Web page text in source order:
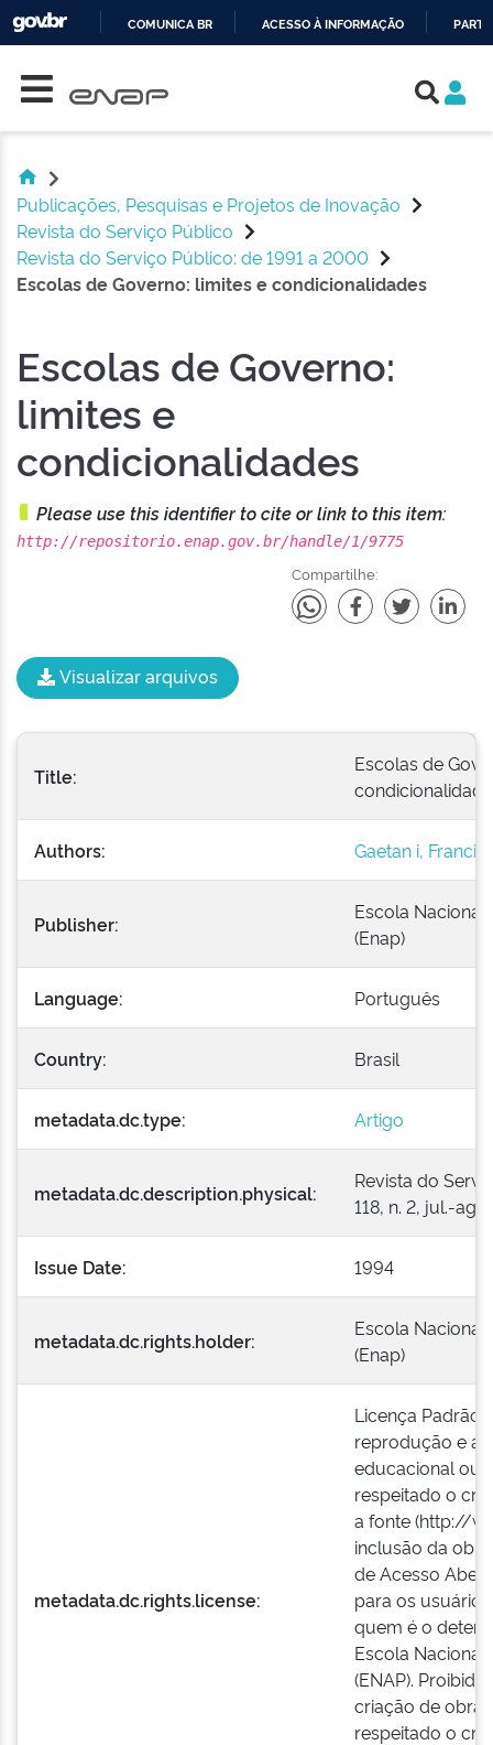
COMUNICA BR ACESSO À INFORMAÇÃO
Publicações, Pesquisas e Projetos de Inovação
Revista do Serviço Público
Revista do Serviço Público: de 1991 a 2000
Escolas de Governo: limites e condicionalidades
Escolas de Governo:
limites e
condicionalidades
Please use this identifier to cite or link to this item:
http://repositorio.enap.gov.br/handle/1/9775
Compartilhe:
Visualizar arquivos
Title:
Escolas de
Authors: Gaetan i,
Publisher:
Escola
(Enap)
Language: Português
Country: Brasil
metadata.dc.type: Artigo
metadata.dc.description.physical:
Revista do
118, n. 2, jul.-
Issue Date: 1994
metadata.dc.rights.holder:
Escola
(Enap)
metadata.dc.rights.license:
Licença Padrão
reprodução e a
educacional ou
respeitado o
a fonte (http://
inclusão da
de Acesso
para os
quem é o
Escola
(ENAP).
criação de
respeitado o